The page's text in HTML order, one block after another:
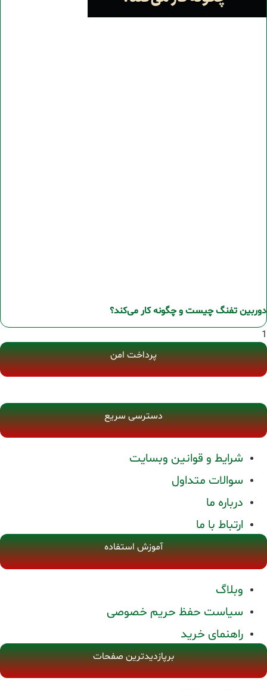
دوربین تفنگ چیست و چگونه کار می‌کند؟
پرداخت امن
دسترسی سریع
شرایط و قوانین وبسایت
سوالات متداول
درباره ما
ارتباط با ما
آموزش استفاده
وبلاگ
سیاست حفظ حریم خصوصی
راهنمای خرید
برپازدیدترین صفحات